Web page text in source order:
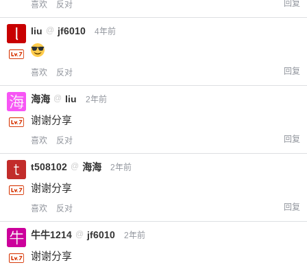
喜欢 反对 回复
liu @ jf6010 4年前
喜欢 反对 回复
海海 @ liu 2年前
谢谢分享
喜欢 反对 回复
t508102 @ 海海 2年前
谢谢分享
喜欢 反对 回复
牛牛1214 @ jf6010 2年前
谢谢分享